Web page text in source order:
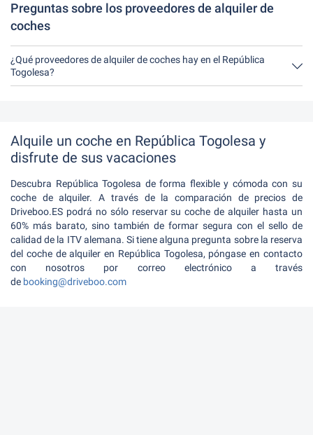
Alquile un coche en República Togolesa y
disfrute de sus vacaciones
Descubra República Togolesa de forma flexible y cómoda con su
coche de alquiler. A través de la comparación de precios de
Driveboo.ES podrá no sólo reservar su coche de alquiler hasta un
60% más barato, sino también de formar segura con el sello de
calidad de la ITV alemana. Si tiene alguna pregunta sobre la reserva
del coche de alquiler en República Togolesa, póngase en contacto
con nosotros por correo electrónico a través
de booking@driveboo.com
Preguntas sobre los proveedores de alquiler de
coches
¿Qué proveedores de alquiler de coches hay en el República
Togolesa?
En República Togolesa hay Argus Car Hire, Holiday Autos y